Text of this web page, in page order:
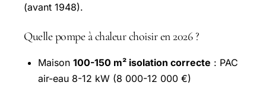
(avant 1948).
Quelle pompe à chaleur choisir en 2026 ?
Maison 100-150 m² isolation correcte : PAC
air-eau 8-12 kW (8 000-12 000 €)